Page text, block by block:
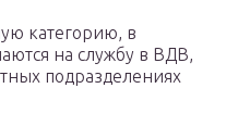
категорию, в
на службу в ВДВ,
подразделениях